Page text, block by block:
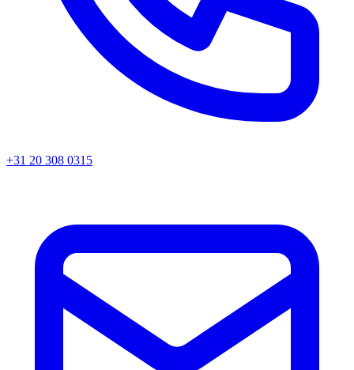
+31 20 308 0315